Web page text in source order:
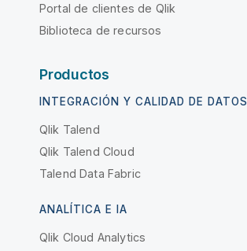
Portal de clientes de Qlik
Biblioteca de recursos
Productos
INTEGRACIÓN Y CALIDAD DE DATOS
Qlik Talend
Qlik Talend Cloud
Talend Data Fabric
ANALÍTICA E IA
Qlik Cloud Analytics